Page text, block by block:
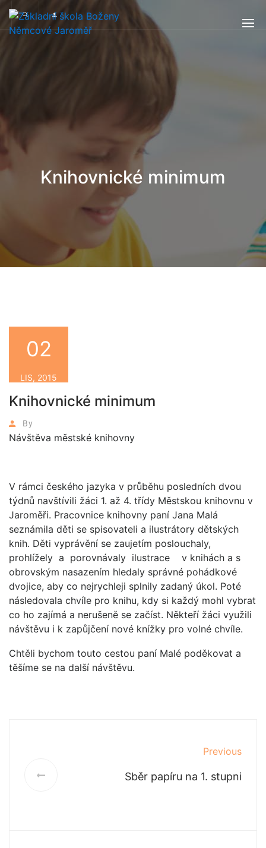
Knihovnické minimum
Knihovnické minimum
By
02
LIS, 2015
Návštěva městské knihovny
V rámci českého jazyka v průběhu posledních dvou
týdnů navštívili žáci 1. až 4. třídy Městskou knihovnu v
Jaroměři. Pracovnice knihovny paní Jana Malá
seznámila děti se spisovateli a ilustrátory dětských
knih. Děti vyprávění se zaujetím poslouchaly,
prohlížely a porovnávaly ilustrace v knihách a s
obrovským nasazením hledaly správné pohádkové
dvojice, aby co nejrychleji splnily zadaný úkol. Poté
následovala chvíle pro knihu, kdy si každý mohl vybrat
co ho zajímá a nerušeně se začíst. Někteří žáci využili
návštěvu i k zapůjčení nové knížky pro volné chvíle.
Chtěli bychom touto cestou paní Malé poděkovat a
těšíme se na další návštěvu.
Previous
Sběr papíru na 1. stupni